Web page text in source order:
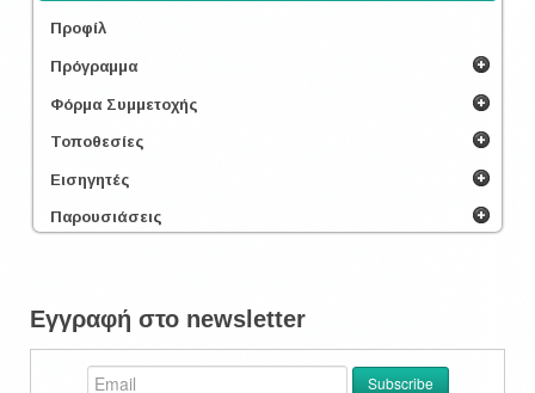
Προφίλ
Πρόγραμμα
Φόρμα Συμμετοχής
Τοποθεσίες
Εισηγητές
Παρουσιάσεις
Εγγραφή στο newsletter